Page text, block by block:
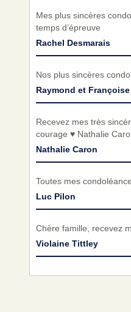
Mes plus sincères
temps d’épreuve
Rachel Desmarais
Nos plus sincères
Raymond et
Recevez mes très
courage ♥️ Nathalie
Nathalie Caron
Toutes mes
Luc Pilon
Chère famille, recevez
Violaine Tittley